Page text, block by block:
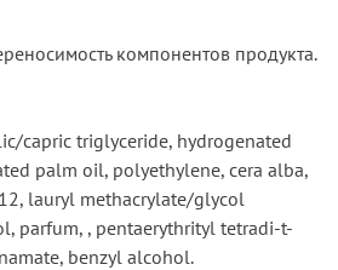
компонентов продукта.
capric triglyceride, hydrogenated
palm oil, polyethylene, cera alba,
lauryl methacrylate/glycol
parfum, , pentaerythrityl tetradi-t-
benzyl alcohol.